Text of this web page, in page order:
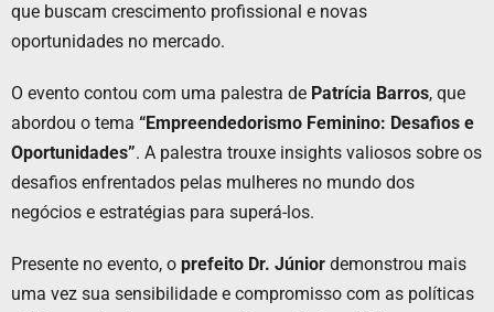
que buscam crescimento profissional e novas
oportunidades no mercado.
O evento contou com uma palestra de Patrícia Barros, que
abordou o tema “Empreendedorismo Feminino: Desafios e
Oportunidades”. A palestra trouxe insights valiosos sobre os
desafios enfrentados pelas mulheres no mundo dos
negócios e estratégias para superá-los.
Presente no evento, o prefeito Dr. Júnior demonstrou mais
uma vez sua sensibilidade e compromisso com as políticas